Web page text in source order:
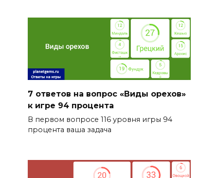
7 ответов на вопрос «Виды орехов»
к игре 94 процента
В первом вопросе 116 уровня игры 94
процента ваша задача